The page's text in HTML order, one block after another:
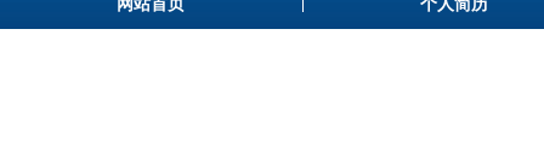
网站首页 个人简历